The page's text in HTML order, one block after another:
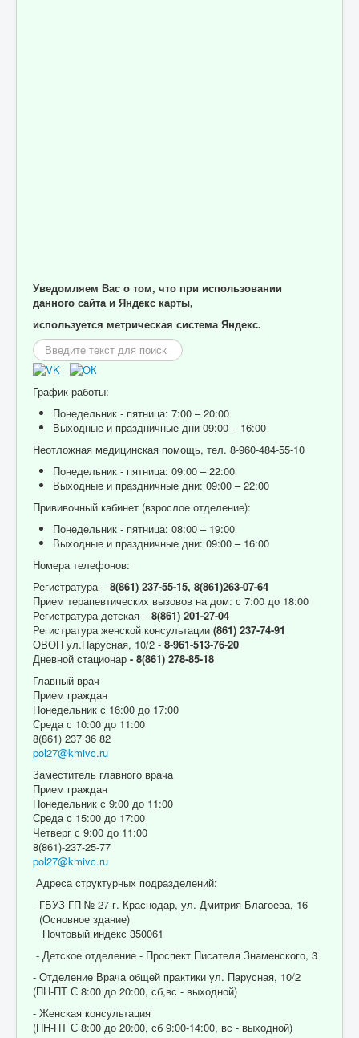
Уведомляем Вас о том, что при использовании
данного сайта и Яндекс карты,
используется метрическая система Яндекс.
Искать...
График работы:
Понедельник - пятница: 7:00 – 20:00
Выходные и праздничные дни 09:00 – 16:00
Неотложная медицинская помощь, тел. 8-960-484-55-10
Понедельник - пятница: 09:00 – 22:00
Выходные и праздничные дни: 09:00 – 22:00
Прививочный кабинет (взрослое отделение):
Понедельник - пятница: 08:00 – 19:00
Выходные и праздничные дни: 09:00 – 16:00
Номера телефонов:
Регистратура –8(861) 237-55-15, 8(861)263-07-64
Прием терапевтических вызовов на дом: с 7:00 до 18:00
Регистратура детская –8(861) 201-27-04
Регистратура женской консультации (861) 237-74-91
ОВОП ул.Парусная, 10/2 - 8-961-513-76-20
Дневной стационар - 8(861) 278-85-18
Главный врач
Прием граждан
Понедельник с 16:00 до 17:00
Среда с 10:00 до 11:00
8(861) 237 36 82
pol27@kmivc.ru
Заместитель главного врача
Прием граждан
Понедельник с 9:00 до 11:00
Среда с 15:00 до 17:00
Четверг с 9:00 до 11:00
8(861)-237-25-77
pol27@kmivc.ru
Адреса структурных подразделений:
- ГБУЗ ГП № 27 г. Краснодар, ул. Дмитрия Благоева, 16
(Основное здание)
Почтовый индекс 350061
- Детское отделение - Проспект Писателя Знаменского, 3
- Отделение Врача общей практики ул. Парусная, 10/2
(ПН-ПТ С 8:00 до 20:00, сб,вс - выходной)
- Женская консультация
(ПН-ПТ С 8:00 до 20:00, сб 9:00-14:00, вс - выходной)